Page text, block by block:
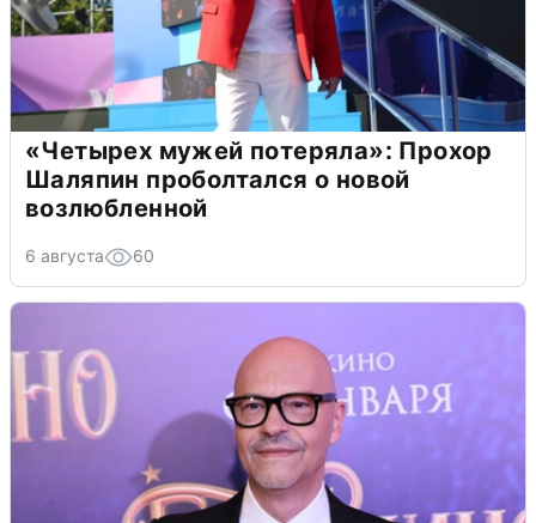
«Четырех мужей потеряла»: Прохор
Шаляпин проболтался о новой
возлюбленной
6 августа 60